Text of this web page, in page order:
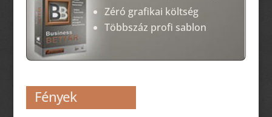
Zéró grafikai költség
Többszáz profi sablon
Fények